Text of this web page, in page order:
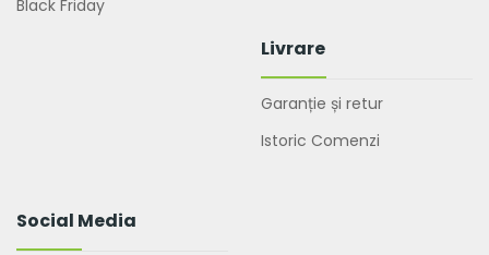
Black Friday
Livrare
Garanție și retur
Istoric Comenzi
Social Media